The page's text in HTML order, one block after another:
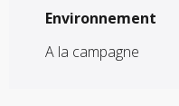
Environnement
Environnement
A la campagne